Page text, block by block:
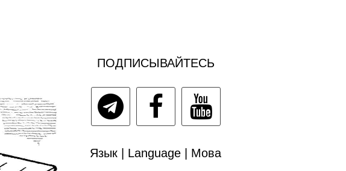
ПОДПИСЫВАЙТЕСЬ
Язык | Language | Мова